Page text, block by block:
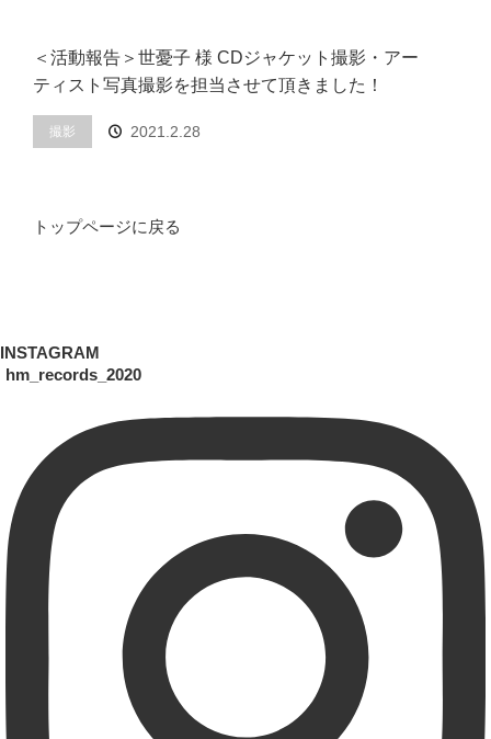
＜活動報告＞世憂子 様 CDジャケット撮影・アー
ティスト写真撮影を担当させて頂きました！
撮影 2021.2.28
トップページに戻る
INSTAGRAM
hm_records_2020